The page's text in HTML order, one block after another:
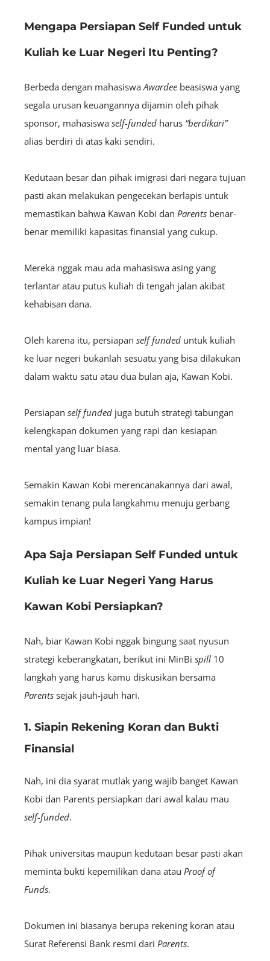
Mengapa Persiapan Self Funded untuk
Kuliah ke Luar Negeri Itu Penting?
Berbeda dengan mahasiswaAwardee beasiswa yang
segala urusan keuangannya dijamin oleh pihak
sponsor, mahasiswa self-funded harus “berdikari”
alias berdiri di atas kaki sendiri.
Kedutaan besar dan pihak imigrasi dari negara tujuan
pasti akan melakukan pengecekan berlapis untuk
memastikan bahwa Kawan Kobi dan Parents benar-
benar memiliki kapasitas finansial yang cukup.
Mereka nggak mau ada mahasiswa asing yang
terlantar atau putus kuliah di tengah jalan akibat
kehabisan dana.
Oleh karena itu, persiapan self funded untuk kuliah
ke luar negeri bukanlah sesuatu yang bisa dilakukan
dalam waktu satu atau dua bulan aja, Kawan Kobi.
Persiapan self funded juga butuh strategi tabungan
kelengkapan dokumen yang rapi dan kesiapan
mental yang luar biasa.
Semakin Kawan Kobi merencanakannya dari awal,
semakin tenang pula langkahmu menuju gerbang
kampus impian!
Apa Saja Persiapan Self Funded untuk
Kuliah ke Luar Negeri Yang Harus
Kawan Kobi Persiapkan?
Nah, biar Kawan Kobi nggak bingung saat nyusun
strategi keberangkatan, berikut ini MinBi spill 10
langkah yang harus kamu diskusikan bersama
Parents sejak jauh-jauh hari.
1. Siapin Rekening Koran dan Bukti
Finansial
Nah, ini dia syarat mutlak yang wajib banget Kawan
Kobi dan Parents persiapkan dari awal kalau mau
self-funded.
Pihak universitas maupun kedutaan besar pasti akan
meminta bukti kepemilikan dana atau Proof of
Funds.
Dokumen ini biasanya berupa rekening koran atau
Surat Referensi Bank resmi dari Parents.